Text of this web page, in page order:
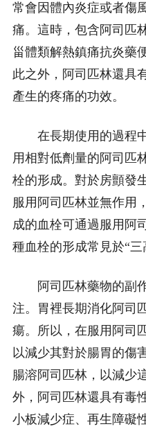
常會因體內炎症或者傷
痛。這時，包含阿司匹
甾體類解熱鎮痛抗炎藥
此之外，阿司匹林還具
產生的疼痛的功效。
在長期使用的過程
用相對低劑量的阿司匹
栓的形成。對於房顫發
服用阿司匹林並無作用
成的血栓可通過服用阿
種血栓的形成常見於“三
阿司匹林藥物的副
注。胃裡長期消化阿司
瘍。所以，在服用阿司
以減少其對於腸胃的傷
腸溶阿司匹林，以減少
外，阿司匹林還具有毒
小板減少症、再生障礙